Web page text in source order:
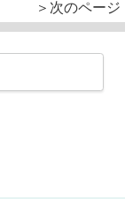
＞次のページ